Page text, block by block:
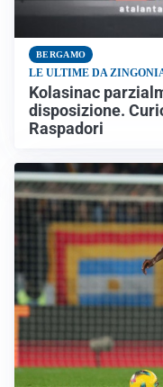
BERGAMO
LE ULTIME DA
Kolasinac
disposizione.
Raspadori